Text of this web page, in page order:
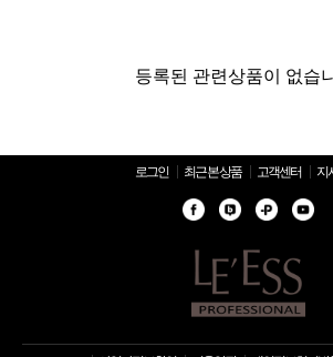
등록된 관련상품이 없습
로그인 최근 본 상품 고객센터 지